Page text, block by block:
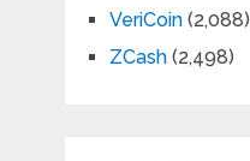
VeriCoin(2,088)
ZCash(2,498)